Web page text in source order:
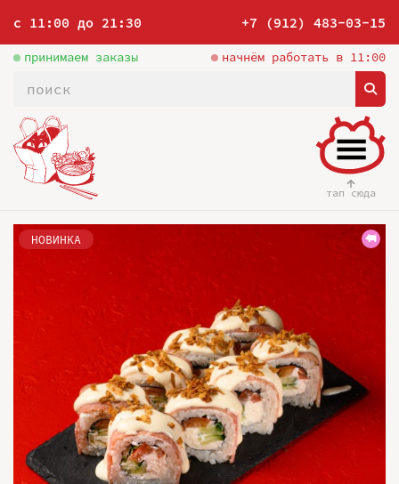
с 11:00 до 21:30 +7 (912) 483-03-15
принимаем заказы начнём работать в 11:00
тап сюда
НОВИНКА